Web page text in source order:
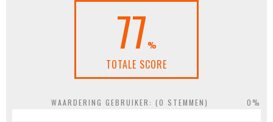
77%
TOTALE SCORE
WAARDERING GEBRUIKER: (0 STEMMEN) 0%